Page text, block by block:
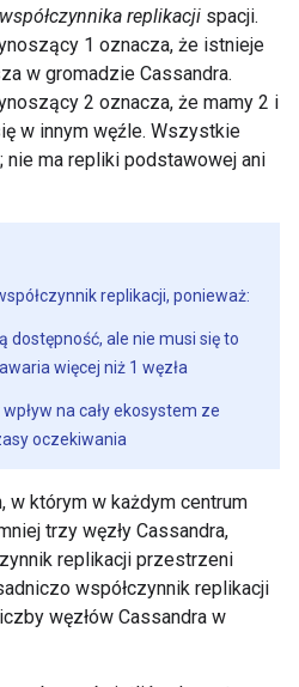
współczynnika replikacji spacji.
1 oznacza, że istnieje
w gromadzie Cassandra.
2 oznacza, że mamy 2 i
w innym węźle. Wszystkie
nie ma repliki podstawowej ani
replikacji, ponieważ:
dostępność, ale nie musi się to
więcej niż 1 węzła
na cały ekosystem ze
oczekiwania
w którym w każdym centrum
trzy węzły Cassandra,
replikacji przestrzeni
współczynnik replikacji
węzłów Cassandra w